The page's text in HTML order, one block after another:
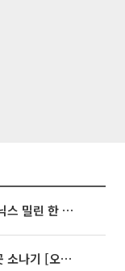
[베스트&워스트] 삼성전자·SK하이닉스 밀린 한 주…상상인증권은 85% 급등
35도 안팎 무더위 이어져…전국 곳곳 소나기 [오늘 날씨]